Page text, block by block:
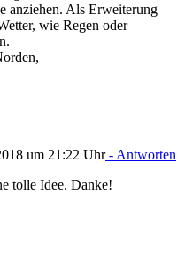
anziehen. Als Erweiterung
wie Regen oder
um 21:22 Uhr- Antworten
tolle Idee. Danke!